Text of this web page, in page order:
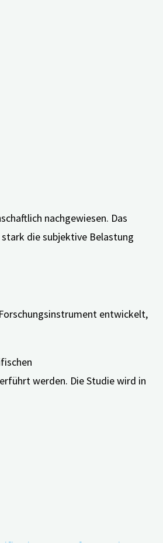
um
des Zentrums
nachgewiesen. Das
die subjektive Belastung
entwickelt,
werden. Die Studie wird in